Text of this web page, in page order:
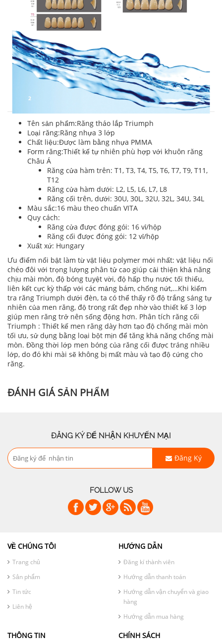
Tên sản phẩm:Răng tháo lắp Triumph
Loại răng:Răng nhựa 3 lớp
Chất liệu:Được làm bằng nhựa PMMA
Form răng:Thiết kế tự nhiên phù hợp với khuôn răng
Châu Á
Răng cửa hàm trên: T1, T3, T4, T5, T6, T7, T9, T11,
T12
Răng cửa hàm dưới: L2, L5, L6, L7, L8
Răng cối trên, dưới: 30U, 30L, 32U, 32L, 34U, 34L
Màu sắc:16 màu theo chuẩn VITA
Quy cách:
Răng cửa được đóng gói: 16 vỉ/hộp
Răng cối được đóng gói: 12 vỉ/hộp
Xuất xứ: Hungary
Ưu điểm nổi bật làm từ vật liệu polymer mới nhất: vật liệu nối
chéo đôi với trọng lượng phân tử cao giúp cải thiện khả năng
chịu mài mòn, độ bóng tuyệt vời, độ hấp thụ nước tối thiểu,
liên kết cực kỳ thấp với các mảng bám, chống nứt,…Khi kiểm
tra răng Triumph dưới đèn, ta có thể thấy rõ độ trắng sáng tự
nhiên của men răng, độ trong rất đẹp nhờ vào thiết kế 3 lớp
giúp men răng trở nên sống động hơn. Phân tích răng cối
Triumph : Thiết kế men răng dày hơn tạo độ chống mài mòn
tối ưu, sử dụng bằng loại bột mịn để tăng khả năng chống mài
mòn. Đồng thời lớp men bóng của răng cối được tráng nhiều
lớp, do đó khi mài sẽ không bị mất màu và tạo độ cứng cho
răng.
ĐÁNH GIÁ SẢN PHẨM
ĐĂNG KÝ ĐỂ NHẬN KHUYẾN MẠI
Đăng Ký
FOLLOW US
VỀ CHÚNG TÔI
Trang chủ
Sản phẩm
Tin tức
Liên hệ
HƯỚNG DẪN
Đăng kí thành viên
Hướng dẫn thanh toán
Hướng dẫn vận chuyển và giao
hàng
Hướng dẫn mua hàng
THÔNG TIN CHÍNH SÁCH